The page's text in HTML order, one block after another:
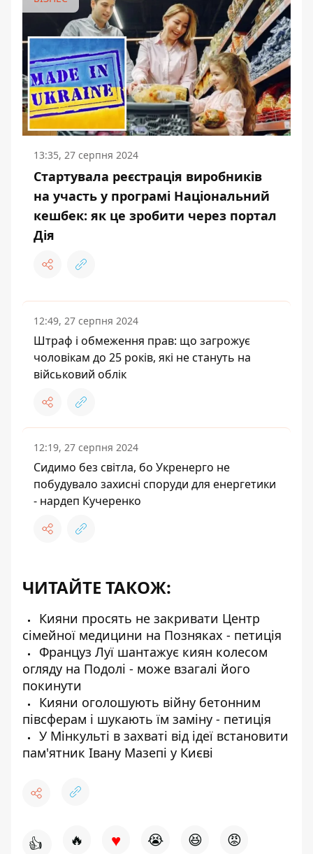
13:35, 27 серпня 2024
Стартувала реєстрація виробників
на участь у програмі Національний
кешбек: як це зробити через портал
Дія
12:49, 27 серпня 2024
Штраф і обмеження прав: що загрожує
чоловікам до 25 років, які не стануть на
військовий облік
12:19, 27 серпня 2024
Сидимо без світла, бо Укренерго не
побудувало захисні споруди для енергетики
- нардеп Кучеренко
ЧИТАЙТЕ ТАКОЖ:
Кияни просять не закривати Центр
сімейної медицини на Позняках - петиція
Француз Луї шантажує киян колесом
огляду на Подолі - може взагалі його
покинути
Кияни оголошують війну бетонним
півсферам і шукають їм заміну - петиція
У Мінкульті в захваті від ідеї встановити
пам'ятник Івану Мазепі у Києві
👍 🔥 ♥ 😭 😆 😡